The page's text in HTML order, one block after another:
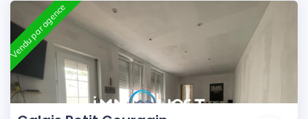
Vendu par agence